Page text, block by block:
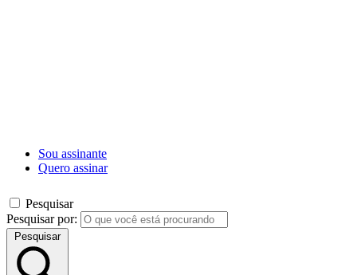
Sou assinante
Quero assinar
Pesquisar
Pesquisar por:
Pesquisar